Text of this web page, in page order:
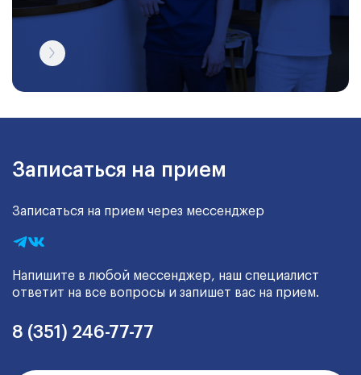
Записаться на прием
Записаться на прием через мессенджер
Напишите в любой мессенджер, наш специалист
ответит на все вопросы и запишет вас на прием.
8 (351) 246-77-77